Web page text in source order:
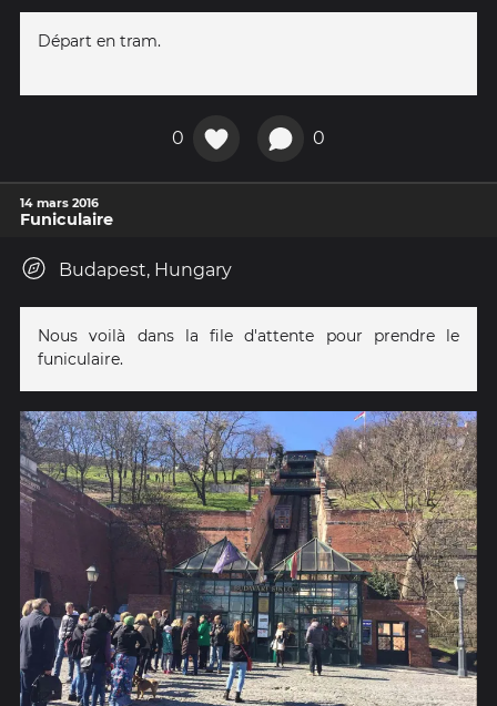
Départ en tram.
0 0
14 mars 2016
Funiculaire
Budapest, Hungary
Nous voilà dans la file d'attente pour prendre le
funiculaire.